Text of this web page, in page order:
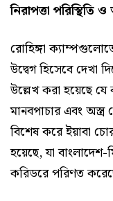
নিরাপত্তা পরিস্থিতি
রোহিঙ্গা
উদ্বেগ হিসেবে দেখা
উল্লেখ করা হয়েছে
মানবপাচার এবং
বিশেষ করে ইয়াবা
হয়েছে, যা
করিডরে পরিণত